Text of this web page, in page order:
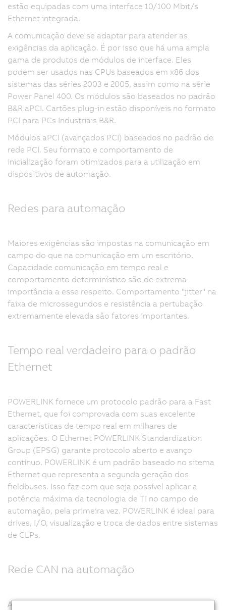
estão equipadas com uma interface 10/100 Mbit/s
Ethernet integrada.
A comunicação deve se adaptar para atender as
exigências da aplicação. É por isso que há uma ampla
gama de produtos de módulos de interface. Eles
podem ser usados nas CPUs baseados em x86 dos
sistemas das séries 2003 e 2005, assim como na série
Power Panel 400. Os módulos são baseados no padrão
B&R aPCI. Cartões plug-in estão disponíveis no formato
PCI para PCs Industriais B&R.
Módulos aPCI (avançados PCI) baseados no padrão de
rede PCI. Seu formato e comportamento de
inicialização foram otimizados para a utilização em
dispositivos de automação.
Redes para automação
Maiores exigências são impostas na comunicação em
campo do que na comunicação em um escritório.
Capacidade comunicação em tempo real e
comportamento determinístico são de extrema
importância a esse respeito. Comportamento "jitter" na
faixa de microssegundos e resistência a pertubação
extremamente elevada são fatores importantes.
Tempo real verdadeiro para o padrão
Ethernet
POWERLINK fornece um protocolo padrão para a Fast
Ethernet, que foi comprovada com suas excelente
características de tempo real em milhares de
aplicações. O Ethernet POWERLINK Standardization
Group (EPSG) garante protocolo aberto e avanço
contínuo. POWERLINK é um padrão baseado no sitema
Ethernet que representa a segunda geração dos
fieldbuses. Isso faz com que seja possível aplicar a
potência máxima da tecnologia de TI no campo de
automação, pela primeira vez. POWERLINK é ideal para
drives, I/O, visualização e troca de dados entre sistemas
de CLPs.
Rede CAN na automação
A rede CAN tem tido muito sucesso, particularmente